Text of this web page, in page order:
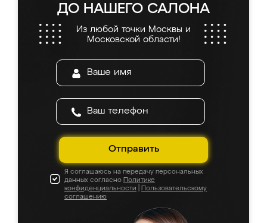
ДО НАШЕГО САЛОНА
Из любой точки Москвы и
Московской области!
Отправить
Я соглашаюсь на передачу персональных
данных согласно Политике
конфиденциальности
Пользовательскому
соглашению